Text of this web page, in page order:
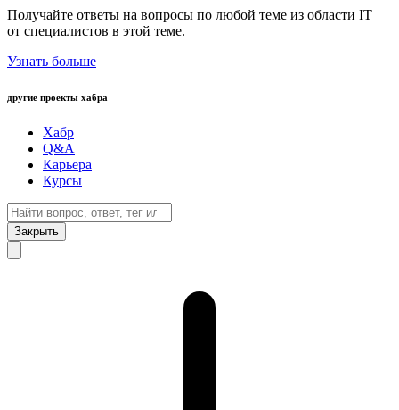
Получайте ответы на вопросы по любой теме из области IT
от специалистов в этой теме.
Узнать больше
другие проекты хабра
Хабр
Q&A
Карьера
Курсы
Закрыть